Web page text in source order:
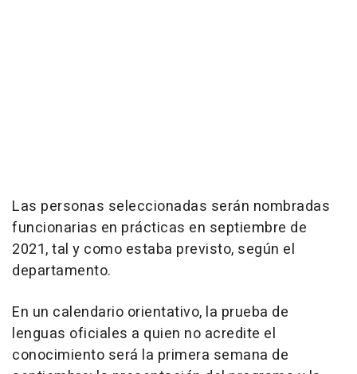
Las personas seleccionadas serán nombradas
funcionarias en prácticas en septiembre de
2021, tal y como estaba previsto, según el
departamento.
En un calendario orientativo, la prueba de
lenguas oficiales a quien no acredite el
conocimiento será la primera semana de